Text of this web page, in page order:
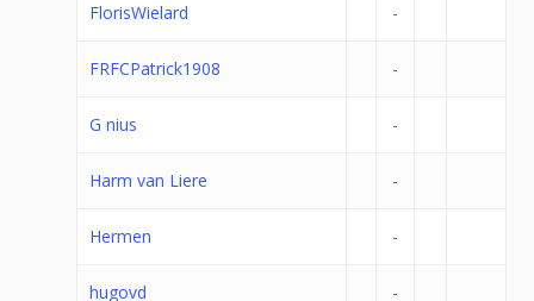
FlorisWielard -
FRFCPatrick1908 -
G nius -
Harm van Liere -
Hermen -
hugovd -